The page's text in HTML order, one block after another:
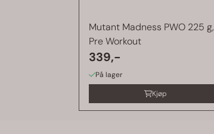
Mutant Madness PWO 225 g,
Pre Workout
339,-
På lager
Kjøp